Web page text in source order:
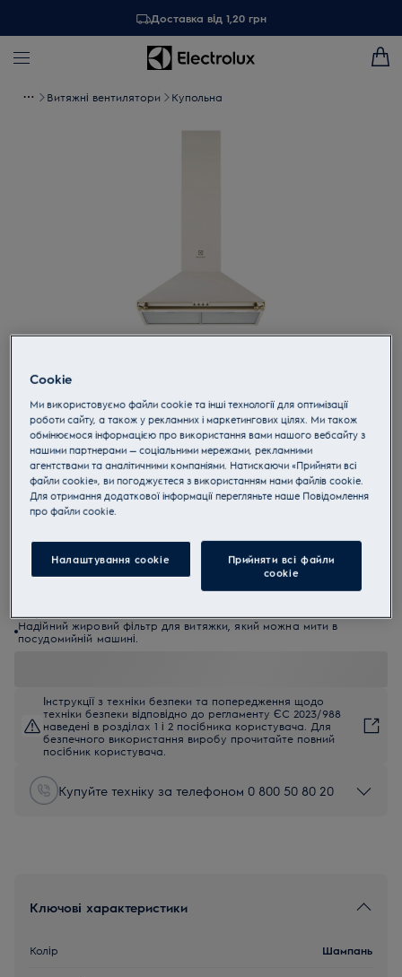
Доставка від 1,20 грн
Витяжні вентилятори Купольна
EFC226V
Купольна витяжка
4.7 (35)
Переваги
Надійна витяжка ефективно видаляє запахи під час готування.
Витяжку ExtractionTech Standard оснащено потужним і надійним
Надійний жировий фільтр для витяжки, який можна мити в
посудомийній машині.
Інструкції з техніки безпеки та попередження щодо
техніки безпеки відповідно до регламенту ЄС 2023/988
наведені в розділах 1 і 2 посібника користувача. Для
безпечного використання виробу прочитайте повний
посібник користувача.
Купуйте техніку за телефоном 0 800 50 80 20
Ключові характеристики
Колір Шампань
Cookie
Ми використовуємо файли cookie та інші технології для оптимізації
роботи сайту, а також у рекламних і маркетингових цілях. Ми також
обмінюємося інформацією про використання вами нашого вебсайту з
нашими партнерами — соціальними мережами, рекламними
агентствами та аналітичними компаніями. Натискаючи «Прийняти всі
файли cookie», ви погоджуєтеся з використанням нами файлів cookie.
Для отримання додаткової інформації перегляньте наше Пoвідомлення
прo файли cookie.
Налаштування cookie
Прийняти всі файли
сookie